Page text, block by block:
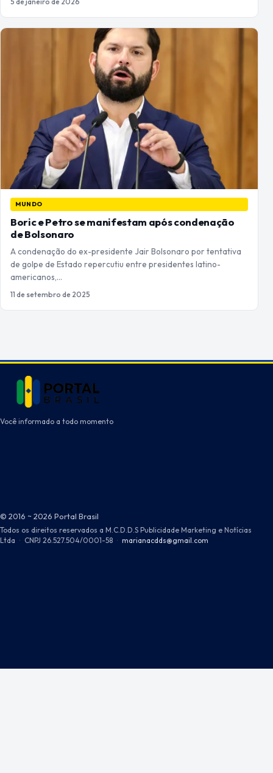
MUNDO
Boric e Petro se manifestam após condenação
de Bolsonaro
A condenação do ex-presidente Jair Bolsonaro por tentativa
de golpe de Estado repercutiu entre presidentes latino-
americanos,…
11 de setembro de 2025
Você informado a todo momento
© 2016 ~ 2026 Portal Brasil
Todos os direitos reservados a M.C.D.D.S Publicidade Marketing e Notícias
Ltda · CNPJ 26.527.504/0001-58 · marianacdds@gmail.com